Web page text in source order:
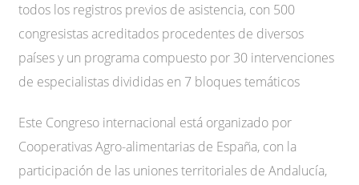
todos los registros previos de asistencia, con 500
congresistas acreditados procedentes de diversos
países y un programa compuesto por 30 intervenciones
de especialistas divididas en 7 bloques temáticos
Este Congreso internacional está organizado por
Cooperativas Agro-alimentarias de España, con la
participación de las uniones territoriales de Andalucía,